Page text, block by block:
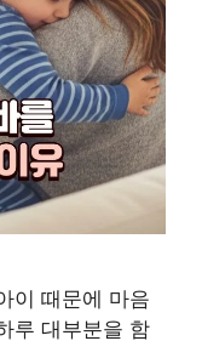
이 때문에 마음
루 대부분을 함